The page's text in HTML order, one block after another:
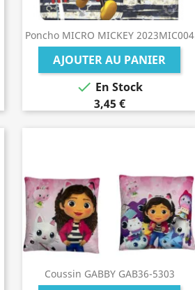
Poncho MICRO MICKEY 2023MIC004
AJOUTER AU PANIER
 En Stock
3,45 €
Coussin GABBY GAB36-5303